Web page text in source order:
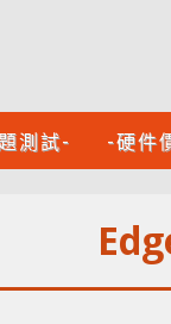
測試- -硬件